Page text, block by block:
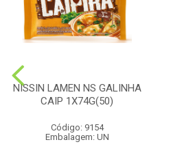
NISSIN LAMEN NS GALINHA
CAIP 1X74G(50)
Código: 9154
Embalagem: UN